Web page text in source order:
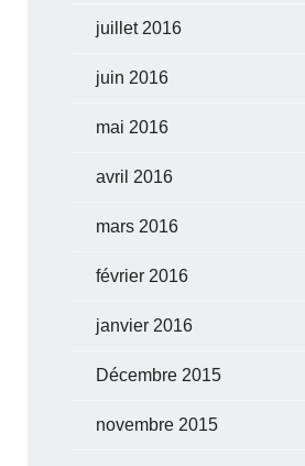
juillet 2016
juin 2016
mai 2016
avril 2016
mars 2016
février 2016
janvier 2016
Décembre 2015
novembre 2015